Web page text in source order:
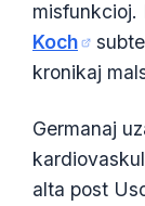
misfunkcioj.
Koch
kronikaj
Germanaj
alta post